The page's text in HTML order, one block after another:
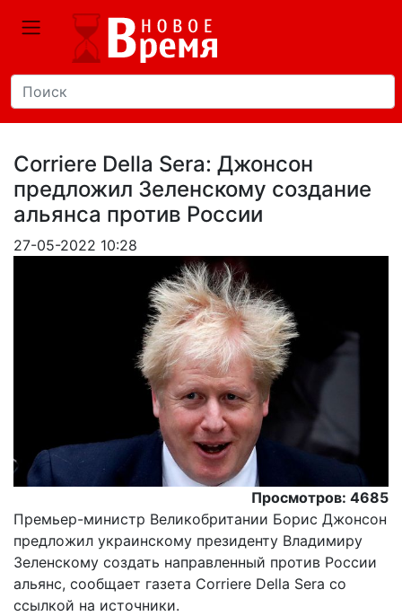
Corriere Della Sera: Джонсон
предложил Зеленскому создание
альянса против России
27-05-2022 10:28
Просмотров: 4685
Премьер-министр Великобритании Борис Джонсон
предложил украинскому президенту Владимиру
Зеленскому создать направленный против России
альянс, сообщает газета Corriere Della Sera со
ссылкой на источники.